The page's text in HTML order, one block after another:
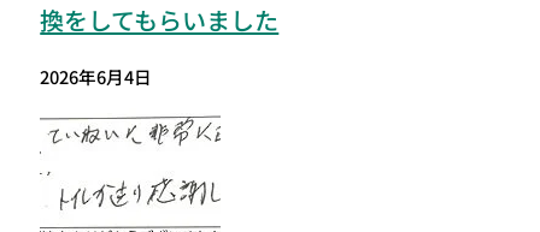
換をしてもらいました
2026年6月4日